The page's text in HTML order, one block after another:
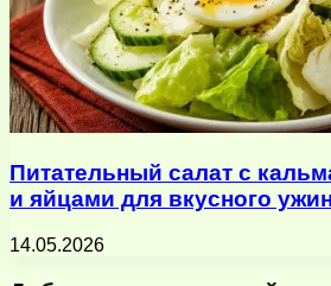
Питательный салат с
и яйцами для вкусного
14.05.2026